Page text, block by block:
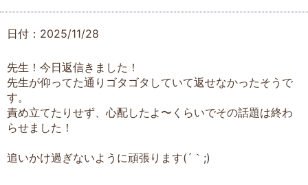
日付：2025/11/28
先生！今日返信きました！
先生が仰ってた通りゴタゴタしていて返せなかったそうで
す。
責め立てたりせず、心配したよ〜くらいでその話題は終わ
らせました！
追いかけ過ぎないように頑張ります(´｀;)